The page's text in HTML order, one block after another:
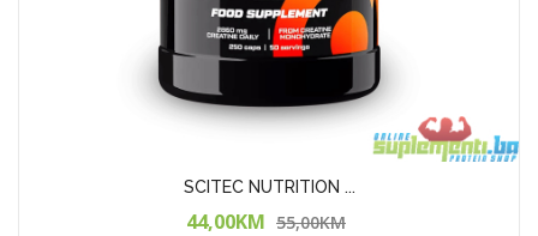
MUTANT CREAKONG CX8
65,00KM